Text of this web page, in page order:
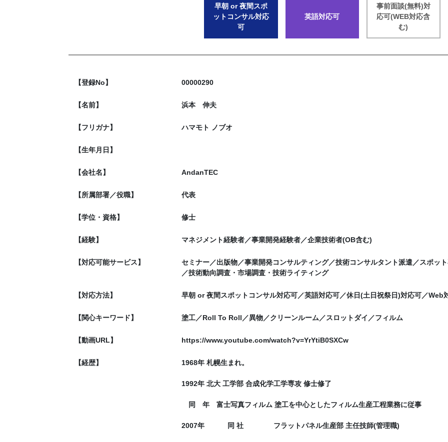
早朝 or 夜間スポ
ットコンサル対応
可
英語対応可
事前面談(無料)対
応可(WEB対応含
む)
【登録No】 00000290
【名前】 浜本 伸夫
【フリガナ】 ハマモト ノブオ
【生年月日】
【会社名】 AndanTEC
【所属部署／役職】 代表
【学位・資格】 修士
【経験】 マネジメント経験者／事業開発経験者／企業技術者(OB含む)
【対応可能サービス】
セミナー／出版物／事業開発コンサルティング／技術コンサルタント派遣／スポッ
／技術動向調査・市場調査・技術ライティング
【対応方法】 早朝 or 夜間スポットコンサル対応可／英語対応可／休日(土日祝祭日)対応可／Web
【関心キーワード】 塗工／Roll To Roll／異物／クリーンルーム／スロットダイ／フィルム
【動画URL】 https://www.youtube.com/watch?v=YrYtiB0SXCw
【経歴】 1968年 札幌生まれ。
1992年 北大 工学部 合成化学工学専攻 修士修了
同 年 富士写真フィルム 塗工を中心としたフィルム生産工程業務に従事
2007年 同 社 フラットパネル生産部 主任技師(管理職)